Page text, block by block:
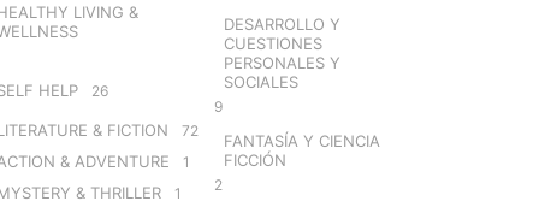
LIVING &
HELP 26
& FICTION 72
& ADVENTURE 1
& THRILLER 1
DESARROLLO Y
CUESTIONES
PERSONALES Y
SOCIALES
9
FANTASÍA Y CIENCIA
FICCIÓN
2